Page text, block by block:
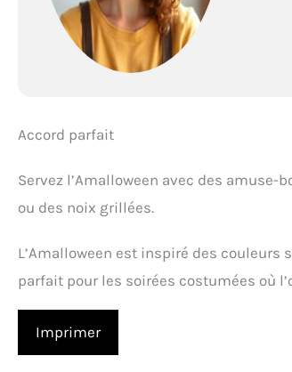
Accord parfait
Servez l’Amalloween avec des
ou des noix grillées.
L’Amalloween est inspiré des
parfait pour les soirées costumées où
Imprimer